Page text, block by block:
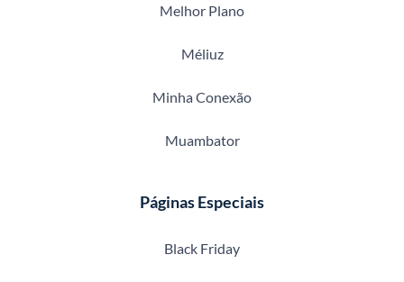
Melhor Plano
Méliuz
Minha Conexão
Muambator
Páginas Especiais
Black Friday